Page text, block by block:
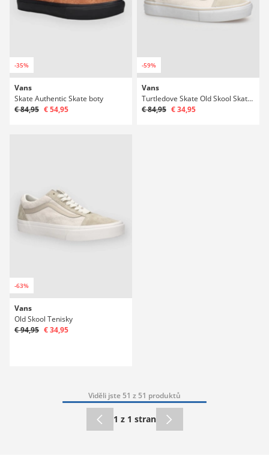
-35%
Vans
Skate Authentic Skate boty
€ 84,95 € 54,95
-59%
Vans
Turtledove Skate Old Skool Skate boty
€ 84,95 € 34,95
-63%
Vans
Old Skool Tenisky
€ 94,95 € 34,95
Viděli jste 51 z 51 produktů
1 z 1 stran